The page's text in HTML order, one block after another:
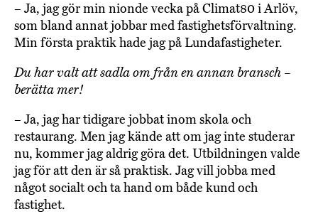
– Ja, jag gör min nionde vecka på Climat80 i Arlöv,
som bland annat jobbar med fastighetsförvaltning.
Min första praktik hade jag på Lundafastigheter.
Du har valt att sadla om från en annan bransch –
berätta mer!
– Ja, jag har tidigare jobbat inom skola och
restaurang. Men jag kände att om jag inte studerar
nu, kommer jag aldrig göra det. Utbildningen valde
jag för att den är så praktisk. Jag vill jobba med
något socialt och ta hand om både kund och
fastighet.